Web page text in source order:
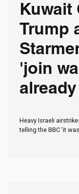
Kuwait
Trump
'join
Heavy Israeli
telling the BBC 'it